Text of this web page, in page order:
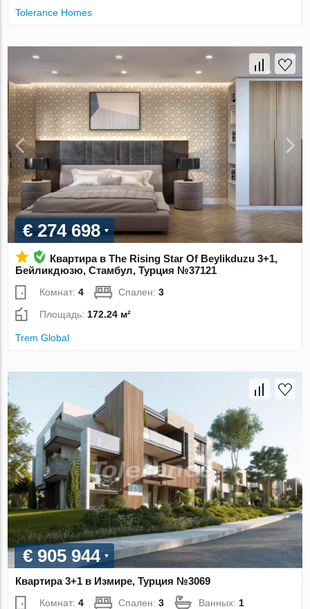
Tolerance Homes
€ 274 698
Квартира в The Rising Star Of Beylikduzu 3+1,
Бейликдюзю, Стамбул, Турция №37121
Комнат:4 Спален:3
Площадь: 172.24 м²
Trem Global
€ 905 944
Квартира 3+1 в Измире, Турция №3069
Комнат:4 Спален:3 Ванных: 1